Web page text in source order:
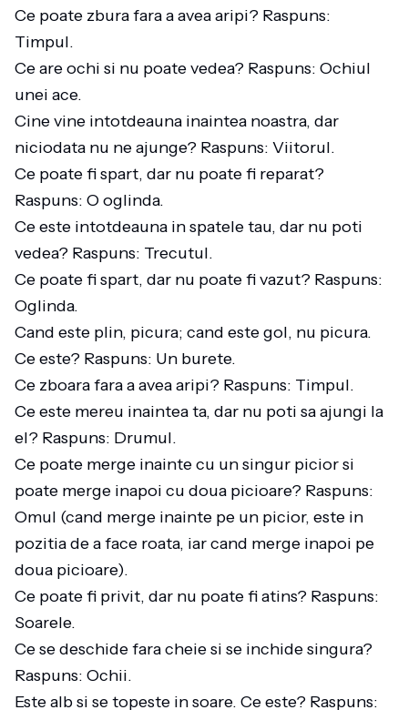
Ce poate zbura fara a avea aripi? Raspuns:
Timpul.
Ce are ochi si nu poate vedea? Raspuns: Ochiul
unei ace.
Cine vine intotdeauna inaintea noastra, dar
niciodata nu ne ajunge? Raspuns: Viitorul.
Ce poate fi spart, dar nu poate fi reparat?
Raspuns: O oglinda.
Ce este intotdeauna in spatele tau, dar nu poti
vedea? Raspuns: Trecutul.
Ce poate fi spart, dar nu poate fi vazut? Raspuns:
Oglinda.
Cand este plin, picura; cand este gol, nu picura.
Ce este? Raspuns: Un burete.
Ce zboara fara a avea aripi? Raspuns: Timpul.
Ce este mereu inaintea ta, dar nu poti sa ajungi la
el? Raspuns: Drumul.
Ce poate merge inainte cu un singur picior si
poate merge inapoi cu doua picioare? Raspuns:
Omul (cand merge inainte pe un picior, este in
pozitia de a face roata, iar cand merge inapoi pe
doua picioare).
Ce poate fi privit, dar nu poate fi atins? Raspuns:
Soarele.
Ce se deschide fara cheie si se inchide singura?
Raspuns: Ochii.
Este alb si se topeste in soare. Ce este? Raspuns: